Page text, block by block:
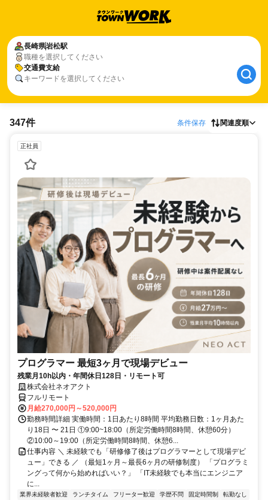
長崎県岩松駅
職種を選択してください
交通費支給
キーワードを選択してください
347件 条件保存 関連度順
正社員
プログラマー 最短3ヶ月で現場デビュー
残業月10h以内・年間休日128日・リモート可
株式会社ネオアクト
フルリモート
月給270,000円～520,000円
勤務時間詳細 実働時間：1日あたり8時間 平均勤務日数：1ヶ月あた
り18日 〜 21日 ①9:00~18:00（所定労働時間8時間、休憩60分）
②10:00～19:00（所定労働時間8時間、休憩6...
仕事内容 ＼ 未経験でも「研修修了後はプログラマーとして現場デビ
ュー」できる ／ （最短1ヶ月～最長6ヶ月の研修制度） 「プログラミ
ングって何から始めればいい？」 「IT未経験でも本当にエンジニア
に...
業界未経験者歓迎 ランチタイム フリーター歓迎 学歴不問 固定時間制
転勤なし